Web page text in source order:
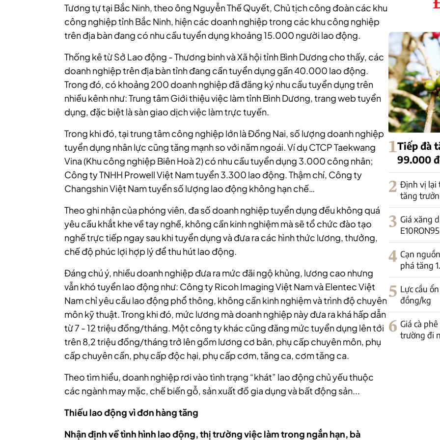
Tương tự tại Bắc Ninh, theo ông Nguyễn Thế Quyết, Chủ tịch công đoàn các khu
công nghiệp tỉnh Bắc Ninh, hiện các doanh nghiệp trong các khu công nghiệp
trên địa bàn đang có nhu cầu tuyển dụng khoảng 15.000 người lao động.
Thống kê từ Sở Lao động - Thương binh và Xã hội tỉnh Bình Dương cho thấy, các
doanh nghiệp trên địa bàn tỉnh đang cần tuyển dụng gần 40.000 lao động.
Trong đó, có khoảng 200 doanh nghiệp đã đăng ký nhu cầu tuyển dụng trên
nhiều kênh như: Trung tâm Giới thiệu việc làm tỉnh Bình Dương, trang web tuyển
dụng, đặc biệt là sàn giao dịch việc làm trực tuyến.
Trong khi đó, tại trung tâm công nghiệp lớn là Đồng Nai, số lượng doanh nghiệp
tuyển dụng nhân lực cũng tăng mạnh so với năm ngoái.Ví dụ CTCP Taekwang
Vina (Khu công nghiệp Biên Hoà 2) có nhu cầu tuyển dụng 3.000 công nhân;
Công ty TNHH Prowell Việt Nam tuyển 3.300 lao động. Thậm chí, Công ty
Changshin Việt Nam tuyển số lượng lao động không hạn chế…
Theo ghi nhận của phóng viên, đa số doanh nghiệp tuyển dụng đều không quá
yêu cầu khắt khe về tay nghề, không cần kinh nghiệm mà sẽ tổ chức đào tạo
nghề trực tiếp ngay sau khi tuyển dụng và đưa ra các hình thức lương, thưởng,
chế độ phúc lợi hợp lý để thu hút lao động.
Đáng chú ý, nhiều doanh nghiệp đưa ra mức đãi ngộ khủng, lương cao nhưng
vẫn khó tuyển lao động như: Công ty Ricoh Imaging Việt Nam và Elentec Việt
Nam chỉ yêu cầu lao động phổ thông, không cần kinh nghiệm và trình độ chuyên
môn kỹ thuật. Trong khi đó, mức lương mà doanh nghiệp này đưa ra khá hấp dẫn
từ 7 - 12 triệu đồng/tháng. Một công ty khác cũng đăng mức tuyển dụng lên tới
trên 8,2 triệu đồng/tháng trở lên gồm lương cơ bản, phụ cấp chuyên môn, phụ
cấp chuyên cần, phụ cấp độc hại, phụ cấp cơm, tăng ca, cơm tăng ca.
Theo tìm hiểu, doanh nghiệp rơi vào tình trạng “khát” lao động chủ yếu thuộc
các ngành may mặc, chế biến gỗ, sản xuất đồ gia dụng và bất động sản...
Thiếu lao động vì đơn hàng tăng
Nhận định về tình hình lao động, thị trường việc làm trong ngắn hạn, bà
1Tiếp đà
99.000
2 Định vị lại
tăng
3 Giá xăng
4 Cạn
phá tăng
5 Lực cầu
đồng/kg
6 Giá cà
trường đi